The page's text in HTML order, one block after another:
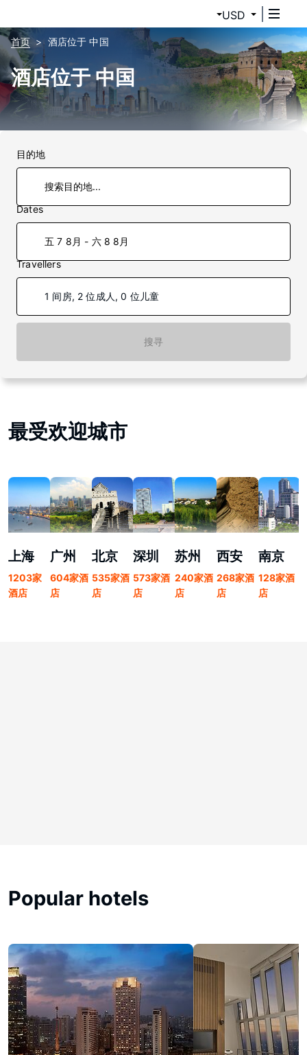
USD
首页 酒店位于 中国
酒店位于 中国
目的地
Dates
五 7 8月 - 六 8 8月
Travellers
1 间房, 2 位成人, 0 位儿童
搜寻
最受欢迎城市
上海
1203家
酒店
广州
604家酒
店
北京
535家酒
店
深圳
573家酒
店
苏州
240家酒
店
西安
268家酒
店
南京
128家酒
店
Popular hotels